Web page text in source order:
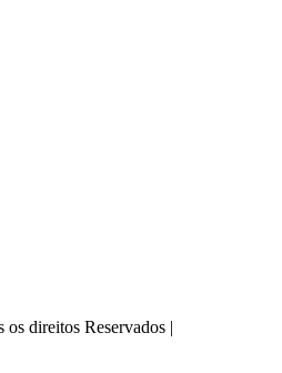
direitos Reservados |